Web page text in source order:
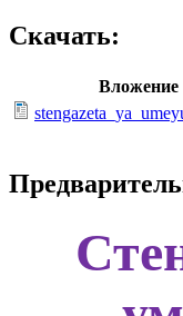
Скачать:
Вложение